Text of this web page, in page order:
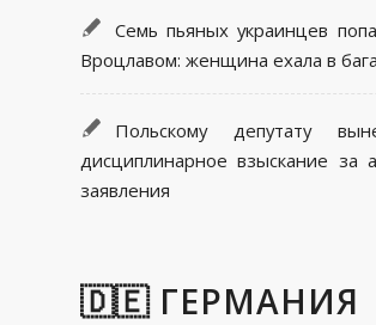
Семь пьяных украинцев
Вроцлавом: женщина ехала в
Польскому депутату
дисциплинарное взыскание за
заявления
🇩🇪 ГЕРМАНИЯ